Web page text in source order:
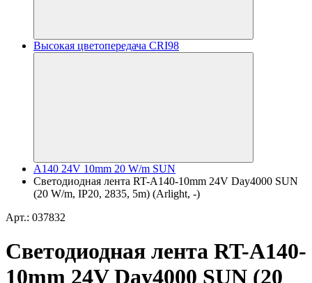
Высокая цветопередача CRI98
A140 24V 10mm 20 W/m SUN
Светодиодная лента RT-A140-10mm 24V Day4000 SUN
(20 W/m, IP20, 2835, 5m) (Arlight, -)
Арт.: 037832
Светодиодная лента RT-A140-
10mm 24V Day4000 SUN (20